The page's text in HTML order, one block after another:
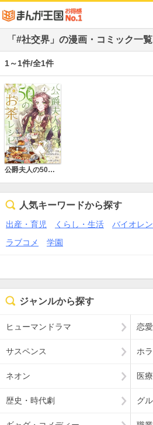
「#社交界」の漫画・コミック一覧
1～1件/全1件
公爵夫人の50のお茶レシピ
人気キーワードから探す
出産・育児 くらし・生活 バイオレ
ラブコメ
学園
ジャンルから探す
ヒューマンドラマ 恋愛
サスペンス ホ
ネオン 医
歴史・時代劇 グ